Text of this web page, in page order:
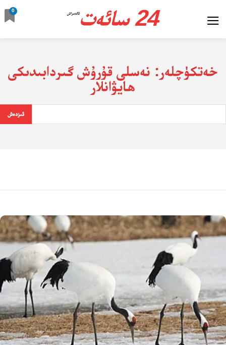
24 سائەت ئالدىراش
0
خەتكۈچلەر: نەسلى قۇرۇش گىردابىدىكى
ھايۋانلار
ئىزدەش